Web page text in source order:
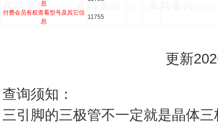
息
付费会员有权查看型号及其它信
息
11755
更新
查询须知：
三引脚的三极管不一定就是晶体